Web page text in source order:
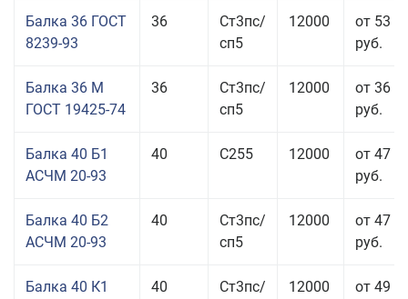
Балка 36 ГОСТ
8239-93
36
Ст3пс/
сп5
12000
от 53
руб.
Балка 36 М
ГОСТ 19425-74
36
Ст3пс/
сп5
12000
от 36
руб.
Балка 40 Б1
АСЧМ 20-93
40 С255 12000
от 47
руб.
Балка 40 Б2
АСЧМ 20-93
40
Ст3пс/
сп5
12000
от 47
руб.
Балка 40 К1
40
Ст3пс/
12000
от 49